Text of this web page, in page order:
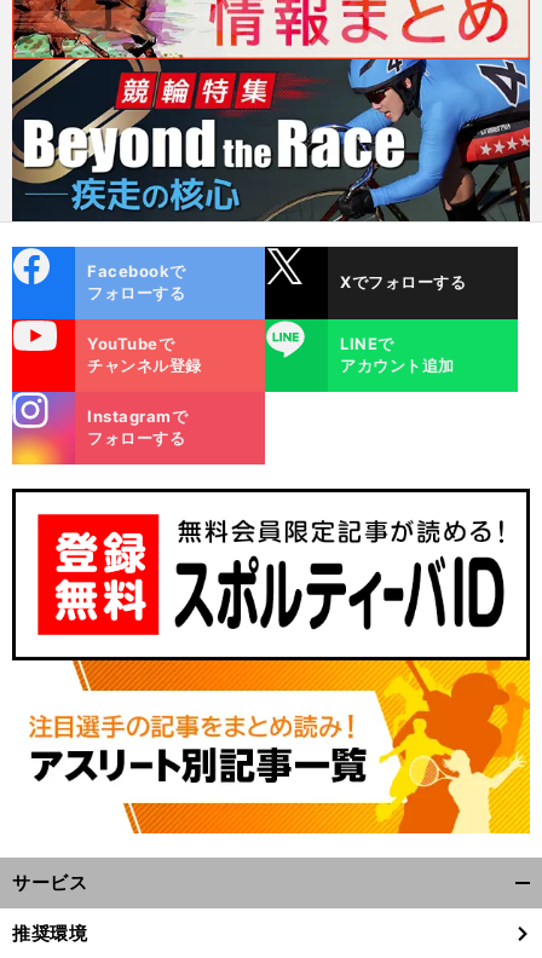
ok
Facebookで
フォローする
Xでフォローする
YouTubeで
チャンネル登録
LINE
LINEで
アカウント追加
m
Instagramで
フォローする
サービス
閉
推奨環境